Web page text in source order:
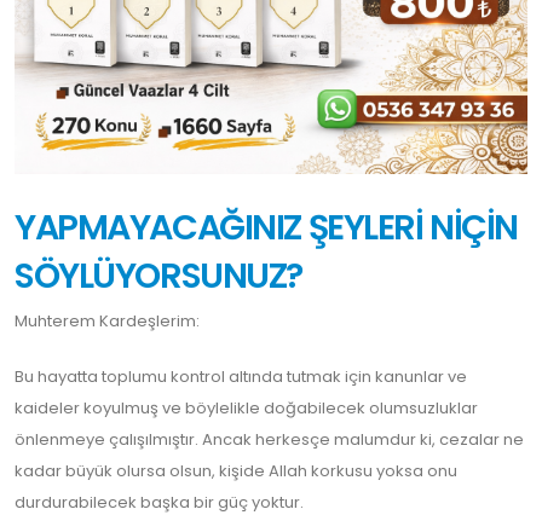
YAPMAYACAĞINIZ ŞEYLERİ NİÇİN
SÖYLÜYORSUNUZ?
Muhterem Kardeşlerim:
Bu hayatta toplumu kontrol altında tutmak için kanunlar ve
kaideler koyulmuş ve böylelikle doğabilecek olumsuzluklar
önlenmeye çalışılmıştır. Ancak herkesçe malumdur ki, cezalar ne
kadar büyük olursa olsun, kişide Allah korkusu yoksa onu
durdurabilecek başka bir güç yoktur.